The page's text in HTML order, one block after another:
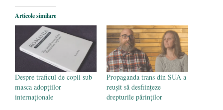
împlinește 140 de ani de la înființare
septembrie 2019
Articole similare
Despre traficul de copii sub
masca adopțiilor
internaționale
Propaganda trans din SUA a
reușit să desființeze
drepturile părinților